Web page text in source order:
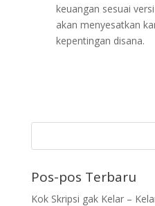
keuangan sesuai
akan menyesatkan
kepentingan disana.
Pos-pos Terbaru
Kok Skripsi gak Kelar –